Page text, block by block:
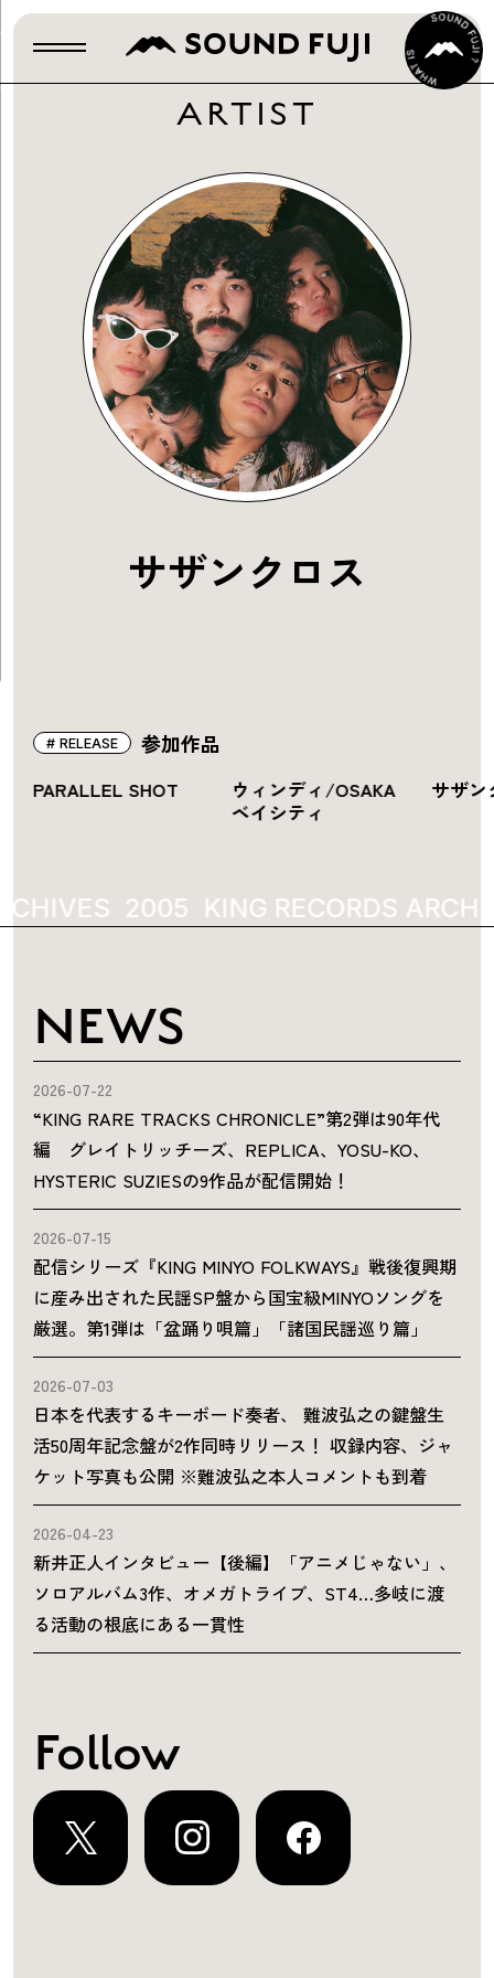
ARTIST
サザンクロス
参加作品
RELEASE
PARALLEL SHOT
ウィンディ/OSAKA
ベイシティ
サザン
2005 KING RECORDS
NEWS
2026-07-22
“KING RARE TRACKS CHRONICLE”第2弾は90年代
編 グレイトリッチーズ、REPLICA、YOSU-KO、
HYSTERIC SUZIESの9作品が配信開始！
2026-07-15
配信シリーズ『KING MINYO FOLKWAYS』戦後復興期
に産み出された民謡SP盤から国宝級MINYOソングを
厳選。第1弾は「盆踊り唄篇」「諸国民謡巡り篇」
2026-07-03
日本を代表するキーボード奏者、 難波弘之の鍵盤生
活50周年記念盤が2作同時リリース！ 収録内容、ジャ
ケット写真も公開 ※難波弘之本人コメントも到着
2026-04-23
新井正人インタビュー【後編】「アニメじゃない」、
ソロアルバム3作、オメガトライブ、ST4…多岐に渡
る活動の根底にある一貫性
Follow